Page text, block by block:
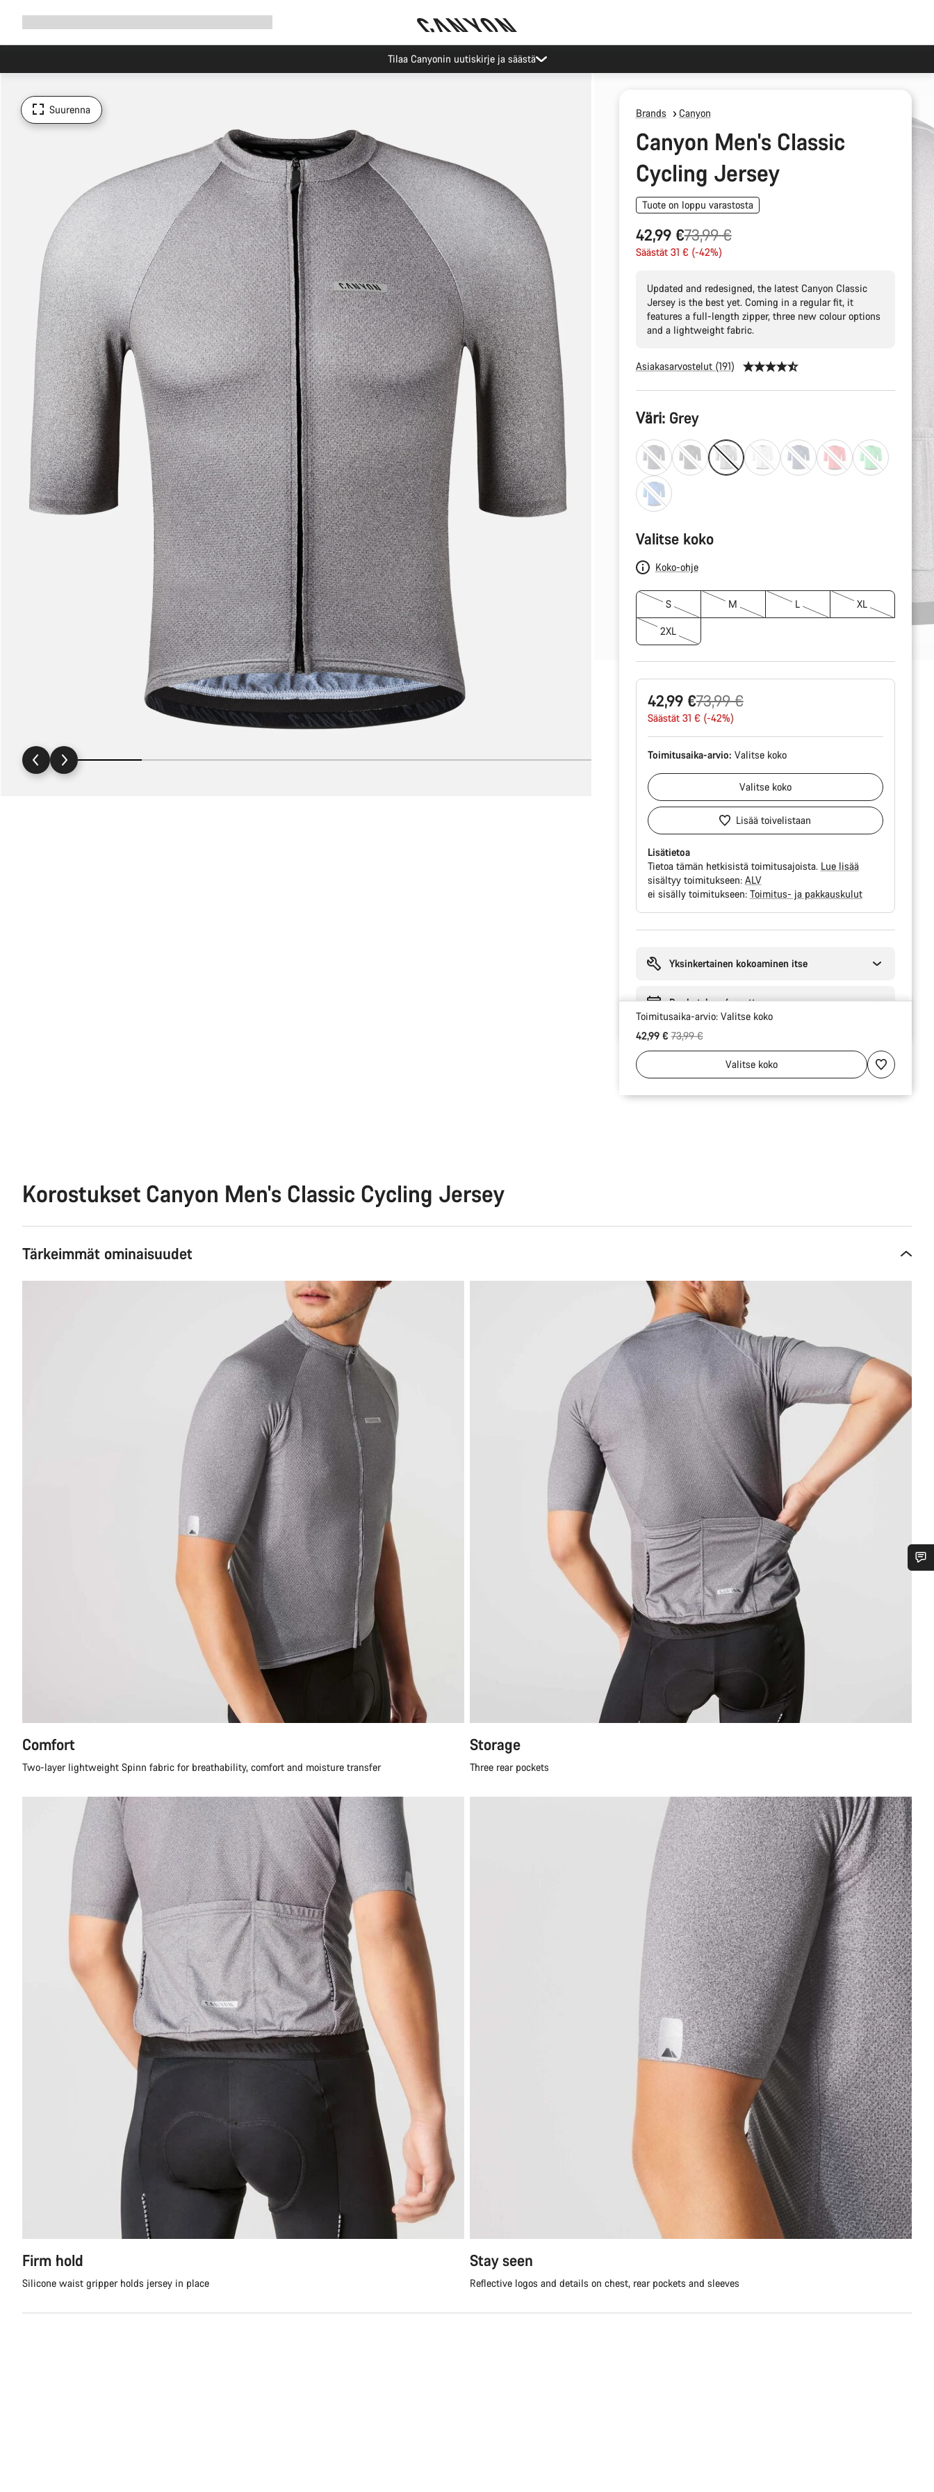
Tilaa Canyonin uutiskirje ja säästä
Suurenna Brands Canyon
Canyon Men's Classic
Cycling Jersey
Tuote on loppu varastosta
42,99 €
Alkuperäinen
hinta
73,99 €
Säästät 31 € (-42%)
Updated and redesigned, the latest Canyon Classic
Jersey is the best yet. Coming in a regular fit, it
features a full-length zipper, three new colour options
and a lightweight fabric.
Asiakasarvostelut (191)
Tuotekonfiguraatio
Väri: Grey
Valitse koko
Koko-ohje
S M L XL
2XL
42,99 €
Alkuperäinen
hinta
73,99 €
Säästät 31 € (-42%)
Toimitusaika-arvio: Valitse koko
Valitse koko
Lisää toivelistaan
Lisätietoa
Tietoa tämän hetkisistä toimitusajoista. Lue lisää
sisältyy toimitukseen: ALV
ei sisälly toimitukseen: Toimitus- ja pakkauskulut
Yksinkertainen kokoaminen itse
Runkotakuu 6 vuotta
Toimitusaika-arvio: Valitse koko
42,99 €Alkuperäinen hinta
73,99 €
Valitse koko
Korostukset Canyon Men's Classic Cycling Jersey
Tärkeimmät ominaisuudet
Comfort
Two-layer lightweight Spinn fabric for breathability, comfort and moisture transfer
Storage
Three rear pockets
Firm hold
Silicone waist gripper holds jersey in place
Stay seen
Reflective logos and details on chest, rear pockets and sleeves
Tarvitsetko apua?
Asiakaspalvelumme asiantuntijat ovat valmiina vastaamaan kysymyksiisi.
Aloita chat
Sulje